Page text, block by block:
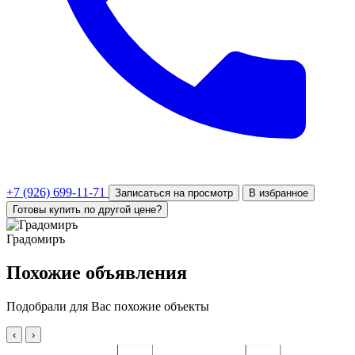
+7 (926) 699-11-71 Записаться на просмотр
В избранное
Готовы купить по другой цене?
Градомиръ
Похожие объявления
Подобрали для Вас похожие объекты
‹ ›